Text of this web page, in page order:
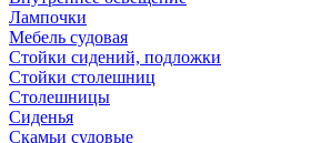
Лампочки
Мебель судовая
Стойки сидений, подложки
Стойки столешниц
Столешницы
Сиденья
Скамьи судовые